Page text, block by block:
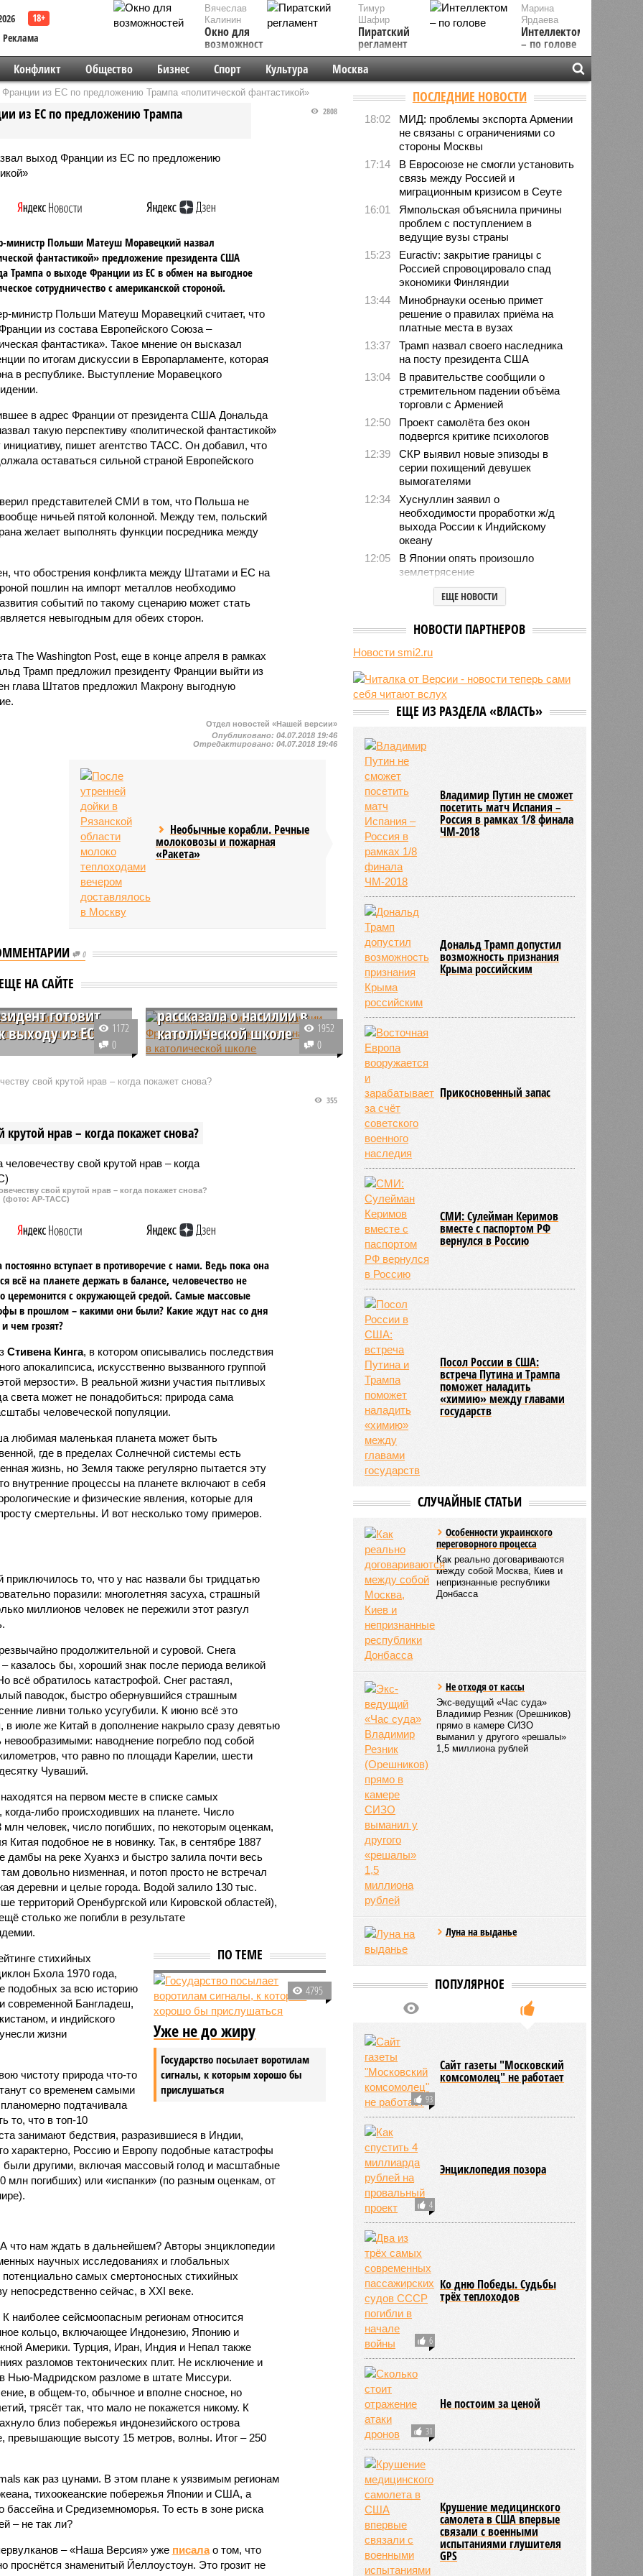
Реклама
Вячеслав
Калинин
Окно для
возможностей
Марина
Ярдаева
Интеллектом
– по голове
Тимур
Шафир
Пиратский
регламент
Конфликт Общество Бизнес Спорт Культура Москва
из ЕС по предложению Трампа «политической фантастикой»
из ЕС по предложению Трампа 2808
министр Польши Матеуш Моравецкий назвал
фантастикой» предложение президента США
Трампа о выходе Франции из ЕС в обмен на выгодное
сотрудничество с американской стороной.
министр Польши Матеуш Моравецкий считает, что
из состава Европейского Союза –
фантастика». Такое мнение он высказал
по итогам дискуссии в Европарламенте, которая
в республике. Выступление Моравецкого
в адрес Франции от президента США Дональда
такую перспективу «политической фантастикой»
инициативу, пишет агентство ТАСС. Он добавил, что
оставаться сильной страной Европейского
представителей СМИ в том, что Польша не
ничьей пятой колонной. Между тем, польский
желает выполнять функции посредника между
что обострения конфликта между Штатами и ЕС на
пошлин на импорт металлов необходимо
событий по такому сценарию может стать
невыгодным для обеих сторон.
The Washington Post, еще в конце апреля в рамках
Трамп предложил президенту Франции выйти из
глава Штатов предложил Макрону выгодную
Отдел новостей «Нашей версии»
Опубликовано:04.07.2018 19:46
Отредактировано:04.07.2018 19:46
Необычные корабли. Речные
молоковозы и пожарная
«Ракета»
0
ЕЩЕ НА САЙТЕ
считают,
готовит
выходу из ЕС
Польши Радослав
о своих планах
для так
1172
0
Дочь премьер-министра
рассказала о насилии в
католической школе
Скандал вокруг элитной
де-Беттарам во Франции
сотрудников учебного заведения
министра Франции Франсуа
1952
0
свой крутой нрав – когда покажет снова?
нрав – когда покажет снова?
355
свой крутой нрав – когда покажет снова?
(фото: АР-ТАСС)
постоянно вступает в противоречие с нами. Ведь пока она
всё на планете держать в балансе, человечество не
церемонится с окружающей средой. Самые массовые
в прошлом – какими они были? Какие ждут нас со дня
чем грозят?
Стивена Кинга, в котором описывались последствия
апокалипсиса, искусственно вызванного группой
мерзости». В реальной жизни участия пытливых
света может не понадобиться: природа сама
человеческой популяции.
любимая маленькая планета может быть
где в пределах Солнечной системы есть
жизнь, но Земля также регулярно пытается эту
внутренние процессы на планете включают в себя
и физические явления, которые для
смертельны. И вот несколько тому примеров.
то, что у нас назвали бы тридцатью
поразили: многолетняя засуха, страшный
миллионов человек не пережили этот разгул
продолжительной и суровой. Снега
казалось бы, хороший знак после периода великой
всё обратилось катастрофой. Снег растаял,
паводок, быстро обернувшийся страшным
ливни только усугубили. К июню всё это
в июле же Китай в дополнение накрыло сразу девятью
наводнение погребло под собой
что равно по площади Карелии, шести
Чуваший.
на первом месте в списке самых
либо происходивших на планете. Число
млн человек, число погибших, по некоторым оценкам,
подобное не в новинку. Так, в сентябре 1887
дамбы на реке Хуанхэ и быстро залила почти весь
довольно низменная, и потоп просто не встречал
деревни и целые города. Водой залило 130 тыс.
территорий Оренбургской или Кировской областей),
столько же погибли в результате
ПО ТЕМЕ
4795
Уже не до жиру
Государство посылает воротилам
сигналы, к которым хорошо бы
прислушаться
стихийных
Бхола 1970 года,
за всю историю
современной Бангладеш,
и индийского
жизни
чистоту природа что-то
со временем самыми
подтачивала
то, что в топ-10
занимают бедствия, разразившиеся в Индии,
характерно, Россию и Европу подобные катастрофы
были другими, включая массовый голод и масштабные
млн погибших) или «испанки» (по разным оценкам, от
что нам ждать в дальнейшем? Авторы энциклопедии
научных исследованиях и глобальных
потенциально самых смертоносных стихийных
непосредственно сейчас, в XXI веке.
наиболее сейсмоопасным регионам относится
кольцо, включающее Индонезию, Японию и
Америки. Турция, Иран, Индия и Непал также
разломов тектонических плит. Не исключение и
Нью-Мадридском разломе в штате Миссури.
в общем-то, обычное и вполне сносное, но
трясёт так, что мало не покажется никому. К
близ побережья индонезийского острова
превышающие высоту 15 метров, волны. Итог – 250
как раз цунами. В этом плане к уязвимым регионам
тихо­океанские побережья Японии и США, а
бассейна и Средиземноморья. То есть в зоне риска
– не так ли?
– «Наша Версия» уже писалао том, что
проснётся знаменитый Йеллоустоун. Это грозит не
ПОСЛЕДНИЕ НОВОСТИ
18:02
МИД: проблемы экспорта Армении
не связаны с ограничениями со
стороны Москвы
17:14
В Евросоюзе не смогли установить
связь между Россией и
миграционным кризисом в Сеуте
16:01
Ямпольская объяснила причины
проблем с поступлением в
ведущие вузы страны
15:23
Euractiv: закрытие границы с
Россией спровоцировало спад
экономики Финляндии
13:44
Минобрнауки осенью примет
решение о правилах приёма на
платные места в вузах
13:37
Трамп назвал своего наследника
на посту президента США
13:04
В правительстве сообщили о
стремительном падении объёма
торговли с Арменией
12:50
Проект самолёта без окон
подвергся критике психологов
12:39
СКР выявил новые эпизоды в
серии похищений девушек
вымогателями
12:34
Хуснуллин заявил о
необходимости проработки ж/д
выхода России к Индийскому
океану
12:05
В Японии опять произошло
землетрясение
В Египте безработный мужчина
притворялся судьёй и вымогал
11:55
Учёные назвали неожиданный
способ снизить риск развития
11:39
В европейских аэропортах
отключили систему биометрии на
границе из-за очередей
ЕЩЕ НОВОСТИ
НОВОСТИ ПАРТНЕРОВ
Новости smi2.ru
ЕЩЕ ИЗ РАЗДЕЛА «ВЛАСТЬ»
Владимир Путин не сможет
посетить матч Испания –
Россия в рамках 1/8 финала
ЧМ-2018
Дональд Трамп допустил
возможность признания
Крыма российским
Прикосновенный запас
СМИ: Сулейман Керимов
вместе с паспортом РФ
вернулся в Россию
Посол России в США:
встреча Путина и Трампа
поможет наладить
«химию» между главами
государств
СЛУЧАЙНЫЕ СТАТЬИ
Особенности украинского
переговорного процесса
Как реально договариваются
между собой Москва, Киев и
непризнанные республики
Донбасса
Не отходя от кассы
Экс-ведущий «Час суда»
Владимир Резник (Орешников)
прямо в камере СИЗО
выманил у другого «решалы»
1,5 миллиона рублей
Луна на выданье
ПОПУЛЯРНОЕ
93
Сайт газеты "Московский
комсомолец" не работает
4
Энциклопедия позора
6
Ко дню Победы. Судьбы
трёх теплоходов
31
Не постоим за ценой
Крушение медицинского
самолета в США впервые
связали с военными
испытаниями глушителя
GPS